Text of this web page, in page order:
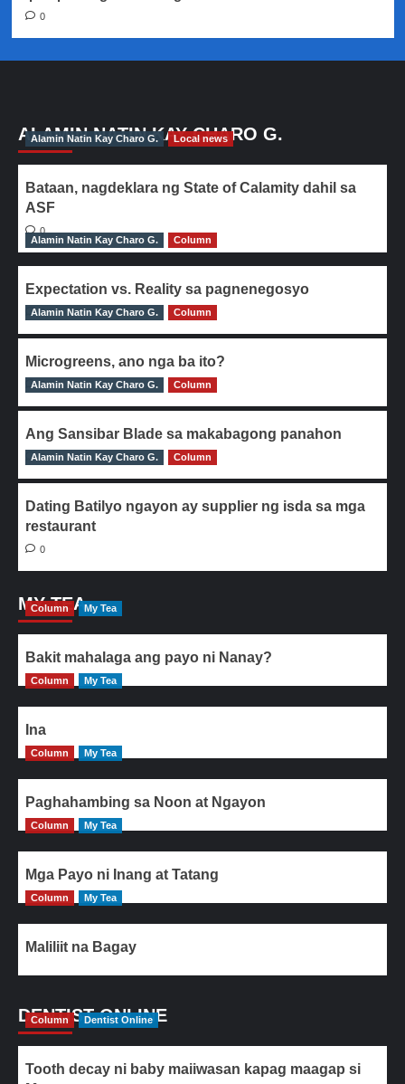
0
ALAMIN NATIN KAY CHARO G.
Alamin Natin Kay Charo G. Local news
Bataan, nagdeklara ng State of Calamity dahil sa
ASF
0
Alamin Natin Kay Charo G.
Column
Expectation vs. Reality sa pagnenegosyo
0
Alamin Natin Kay Charo G. Column
Microgreens, ano nga ba ito?
0
Alamin Natin Kay Charo G. Column
Ang Sansibar Blade sa makabagong panahon
0
Alamin Natin Kay Charo G. Column
Dating Batilyo ngayon ay supplier ng isda sa mga
restaurant
0
MY TEA
Column My Tea
Bakit mahalaga ang payo ni Nanay?
Column My Tea
Ina
Column My Tea
Paghahambing sa Noon at Ngayon
Column My Tea
Mga Payo ni Inang at Tatang
Column My Tea
Maliliit na Bagay
DENTIST ONLINE
Column Dentist Online
Tooth decay ni baby maiiwasan kapag maagap si